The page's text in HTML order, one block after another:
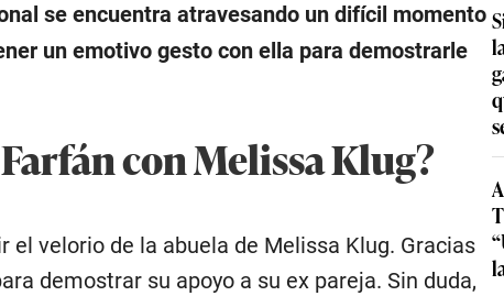
se encuentra atravesando un difícil momento
un emotivo gesto con ella para demostrarle
con Melissa Klug?
el velorio de la abuela de Melissa Klug. Gracias
demostrar su apoyo a su ex pareja. Sin duda,